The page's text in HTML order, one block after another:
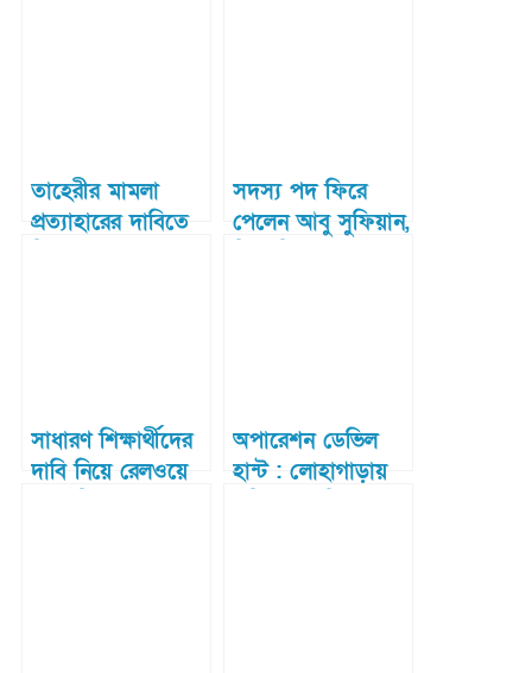
তাহেরীর মামলা
প্রত্যাহারের দাবিতে
সদস্য পদ ফিরে
পেলেন আবু সুফিয়ান,
সাধারণ শিক্ষার্থীদের
দাবি নিয়ে রেলওয়ে
অপারেশন ডেভিল
হান্ট : লোহাগাড়ায়